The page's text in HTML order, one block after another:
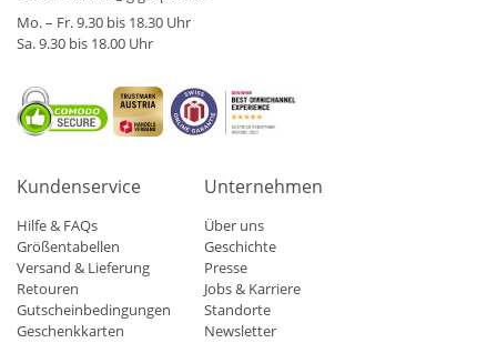
Mo. – Fr. 9.30 bis 18.30 Uhr
Sa. 9.30 bis 18.00 Uhr
Kundenservice
Hilfe & FAQs
Größentabellen
Versand & Lieferung
Retouren
Gutscheinbedingungen
Geschenkkarten
Unternehmen
Über uns
Geschichte
Presse
Jobs & Karriere
Standorte
Newsletter